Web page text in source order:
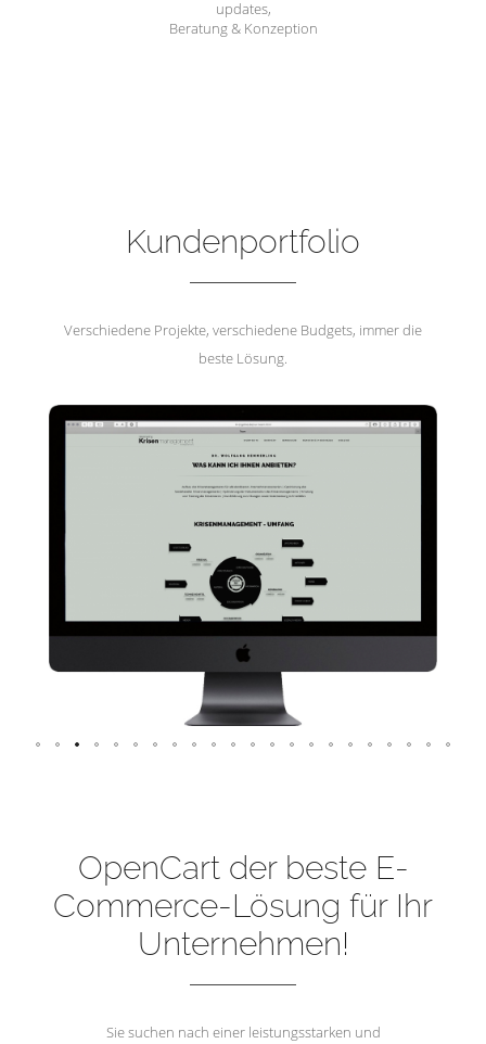
updates,
Beratung & Konzeption
Kundenportfolio
Verschiedene Projekte, verschiedene Budgets, immer die
beste Lösung.
OpenCart der beste E-
Commerce-Lösung für Ihr
Unternehmen!
Sie suchen nach einer leistungsstarken und